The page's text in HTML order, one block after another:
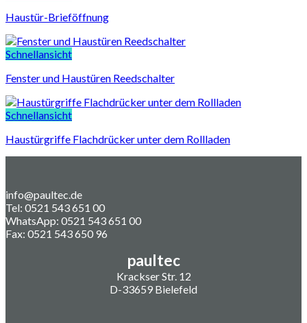
Haustür-Brieföffnung
Schnellansicht
Fenster und Haustüren Reedschalter
Schnellansicht
Haustürgriffe Flachdrücker unter dem Rollladen
info@paultec.de
Tel: 0521 543 651 00
WhatsApp: 0521 543 651 00
Fax: 0521 543 650 96
paultec
Krackser Str. 12
D-33659 Bielefeld